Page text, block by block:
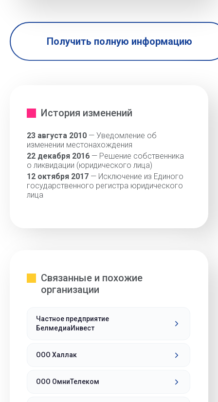
Получить полную информацию
История изменений
23 августа 2010 — Уведомление об
изменении местонахождения
22 декабря 2016 — Решение собственника
о ликвидации (юридического лица)
12 октября 2017 — Исключение из Единого
государственного регистра юридического
лица
Связанные и похожие
организации
Частное предприятие
БелмедиаИнвест
ООО Халлак
ООО ОмниТелеком